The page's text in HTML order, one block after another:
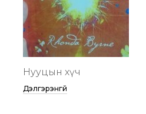
Нууцын хүч
Дэлгэрэнгүй